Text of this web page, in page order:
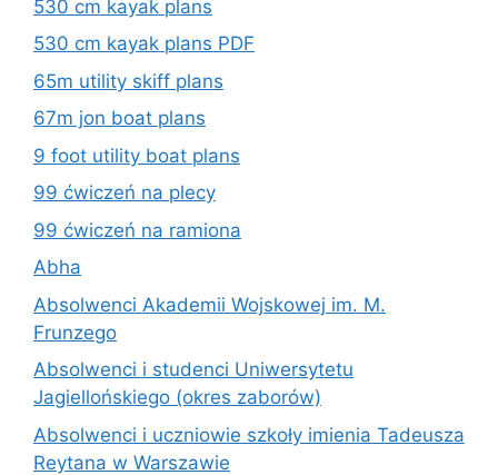
530 cm kayak plans
530 cm kayak plans PDF
65m utility skiff plans
67m jon boat plans
9 foot utility boat plans
99 ćwiczeń na plecy
99 ćwiczeń na ramiona
Abha
Absolwenci Akademii Wojskowej im. M.
Frunzego
Absolwenci i studenci Uniwersytetu
Jagiellońskiego (okres zaborów)
Absolwenci i uczniowie szkoły imienia Tadeusza
Reytana w Warszawie